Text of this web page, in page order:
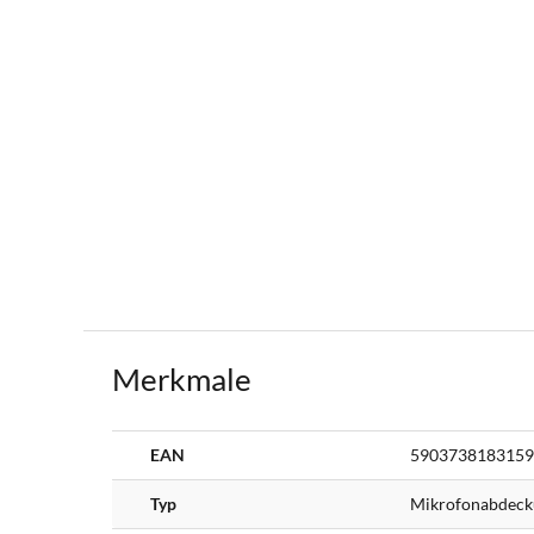
Merkmale
EAN 5903738183159
Typ